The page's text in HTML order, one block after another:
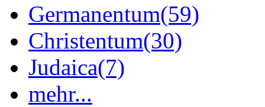
Germanentum(59)
Christentum(30)
Judaica(7)
mehr...